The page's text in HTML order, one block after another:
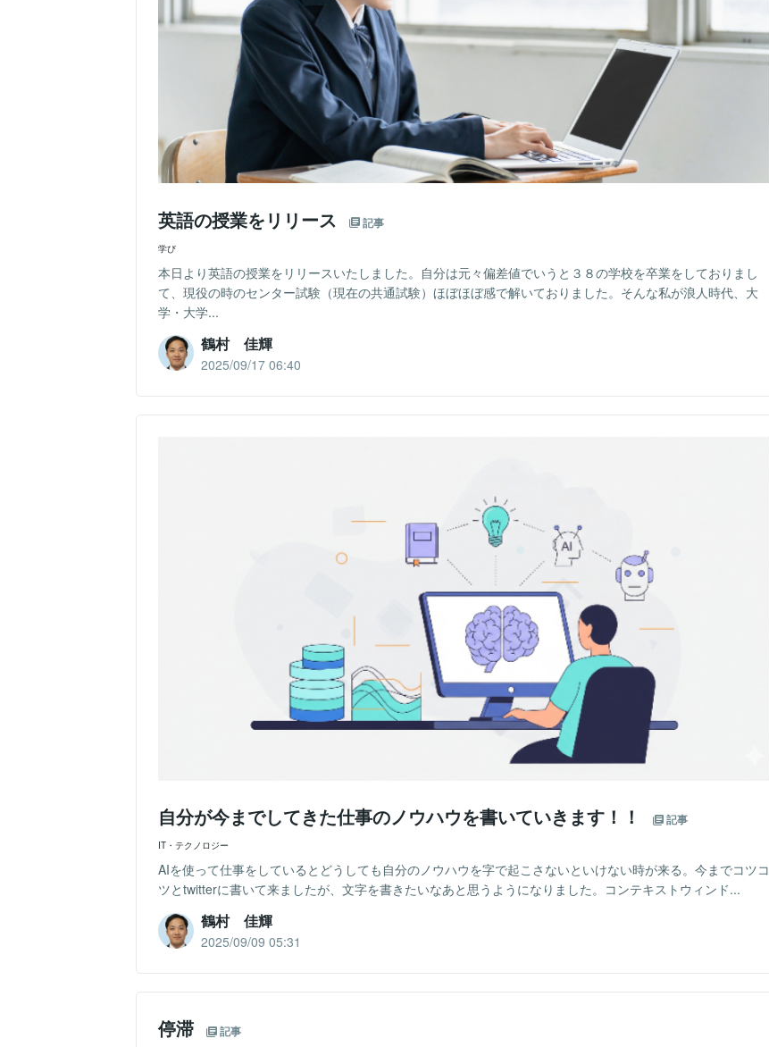
英語の授業をリリース 記事
学び
本日より英語の授業をリリースいたしました。自分は元々偏差値でいうと３８の学校を卒業をしておりまし
て、現役の時のセンター試験（現在の共通試験）ほぼほぼ感で解いておりました。そんな私が浪人時代、大
学・大学...
鶴村 佳輝
2025/09/17 06:40
自分が今までしてきた仕事のノウハウを書いていきます！！ 記事
IT・テクノロジー
AIを使って仕事をしているとどうしても自分のノウハウを字で起こさないといけない時が来る。今までコツコ
ツとtwitterに書いて来ましたが、文字を書きたいなあと思うようになりました。コンテキストウィンド...
鶴村 佳輝
2025/09/09 05:31
停滞 記事